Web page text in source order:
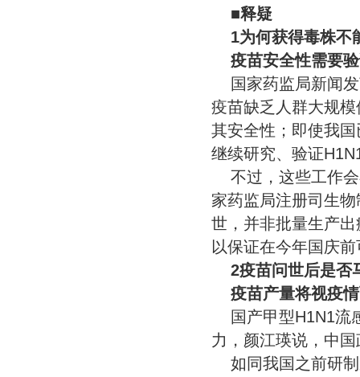
■释疑
1为何获得毒株不
疫苗安全性需要
国家药监局新闻
疫苗缺乏人群大规
其安全性；即使我
继续研究、验证
不过，这些工作
家药监局注册司生
世，并非批量生产
以保证在今年国庆
2疫苗问世后是否
疫苗产量将视疫
国产甲型H1N1流
力，颜江瑛说，中
如同我国之前研